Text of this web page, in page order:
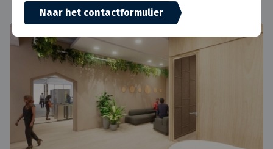
Naar het contactformulier